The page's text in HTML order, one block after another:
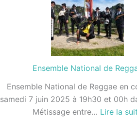
Ensemble National de
Ensemble National de Reggae en
samedi 7 juin 2025 à 19h30 et 00h
Métissage entre… Lire la